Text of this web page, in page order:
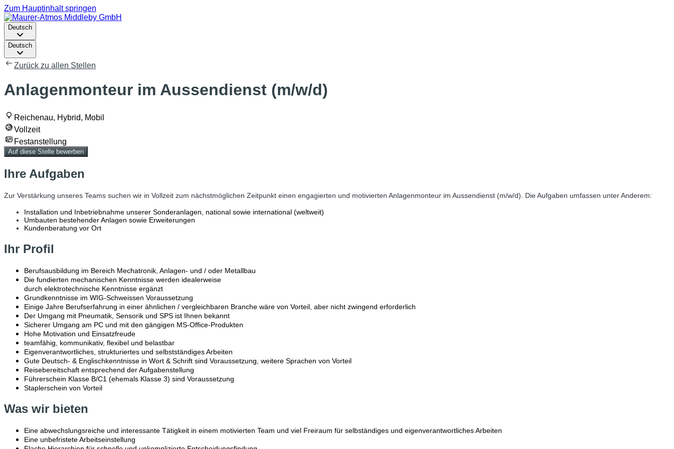
Zum Hauptinhalt springen
Deutsch
Deutsch
Zurück zu allen Stellen
Anlagenmonteur im Aussendienst (m/w/d)
Reichenau, Hybrid, Mobil
Vollzeit
Festanstellung
Auf diese Stelle bewerben
Ihre Aufgaben
Zur Verstärkung unseres Teams suchen wir in Vollzeit zum nächstmöglichen Zeitpunkt einen engagierten und motivierten Anlagenmonteur im Aussendienst (m/w/d). Die Aufgaben umfassen unter Anderem:
Installation und Inbetriebnahme unserer Sonderanlagen, national sowie international (weltweit)
Umbauten bestehender Anlagen sowie Erweiterungen
Kundenberatung vor Ort
Ihr Profil
Berufsausbildung im Bereich Mechatronik, Anlagen- und / oder Metallbau
Die fundierten mechanischen Kenntnisse werden idealerweise
durch elektrotechnische Kenntnisse ergänzt
Grundkenntnisse im WIG-Schweissen Voraussetzung
Einige Jahre Berufserfahrung in einer ähnlichen / vergleichbaren Branche wäre von Vorteil, aber nicht zwingend erforderlich
Der Umgang mit Pneumatik, Sensorik und SPS ist Ihnen bekannt
Sicherer Umgang am PC und mit den gängigen MS-Office-Produkten
Hohe Motivation und Einsatzfreude
teamfähig, kommunikativ, flexibel und belastbar
Eigenverantwortliches, strukturiertes und selbstständiges Arbeiten
Gute Deutsch- & Englischkenntnisse in Wort & Schrift sind Voraussetzung, weitere Sprachen von Vorteil
Reisebereitschaft entsprechend der Aufgabenstellung
Führerschein Klasse B/C1 (ehemals Klasse 3) sind Voraussetzung
Staplerschein von Vorteil
Was wir bieten
Eine abwechslungsreiche und interessante Tätigkeit in einem motivierten Team und viel Freiraum für selbständiges und eigenverantwortliches Arbeiten
Eine unbefristete Arbeitseinstellung